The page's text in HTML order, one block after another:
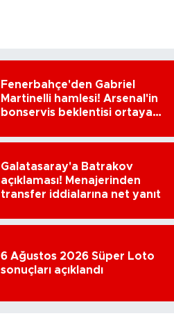
Fenerbahçe'den Gabriel
Martinelli hamlesi! Arsenal'in
bonservis beklentisi ortaya
Galatasaray'a Batrakov
açıklaması! Menajerinden
transfer iddialarına net yanıt
6 Ağustos 2026 Süper Loto
sonuçları açıklandı